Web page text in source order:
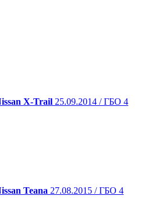
X-Trail 25.09.2014 / ГБО 4
Teana 27.08.2015 / ГБО 4